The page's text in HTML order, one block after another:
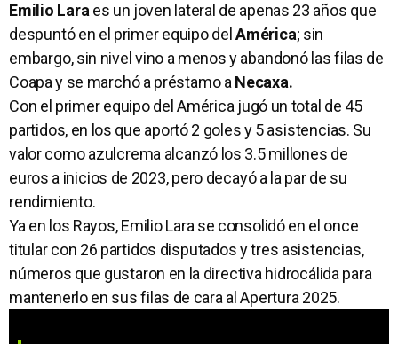
Emilio Laraes un joven lateral de apenas 23 años que
despuntó en el primer equipo delAmérica; sin
embargo, sin nivel vino a menos y abandonó las filas de
Coapa y se marchó a préstamo aNecaxa.
Con el primer equipo del América jugó un total de 45
partidos, en los que aportó 2 goles y 5 asistencias. Su
valor como azulcrema alcanzó los 3.5 millones de
euros a inicios de 2023, pero decayó a la par de su
rendimiento.
Ya en los Rayos, Emilio Lara se consolidó en el once
titular con 26 partidos disputados y tres asistencias,
números que gustaron en la directiva hidrocálida para
mantenerlo en sus filas de cara al Apertura 2025.